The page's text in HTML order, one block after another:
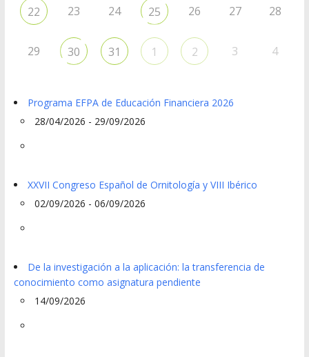
22 23 24 25 26 27 28
29 30 31 1 2 3 4
Programa EFPA de Educación Financiera 2026
28/04/2026 - 29/09/2026
XXVII Congreso Español de Ornitología y VIII Ibérico
02/09/2026 - 06/09/2026
De la investigación a la aplicación: la transferencia de
conocimiento como asignatura pendiente
14/09/2026